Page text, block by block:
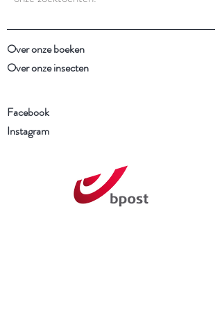
Over onze boeken
Over onze insecten
Facebook
Instagram